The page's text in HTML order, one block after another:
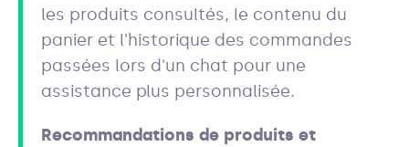
les produits consultés, le contenu du
panier et l'historique des commandes
passées lors d'un chat pour une
assistance plus personnalisée.
Recommandations de produits et